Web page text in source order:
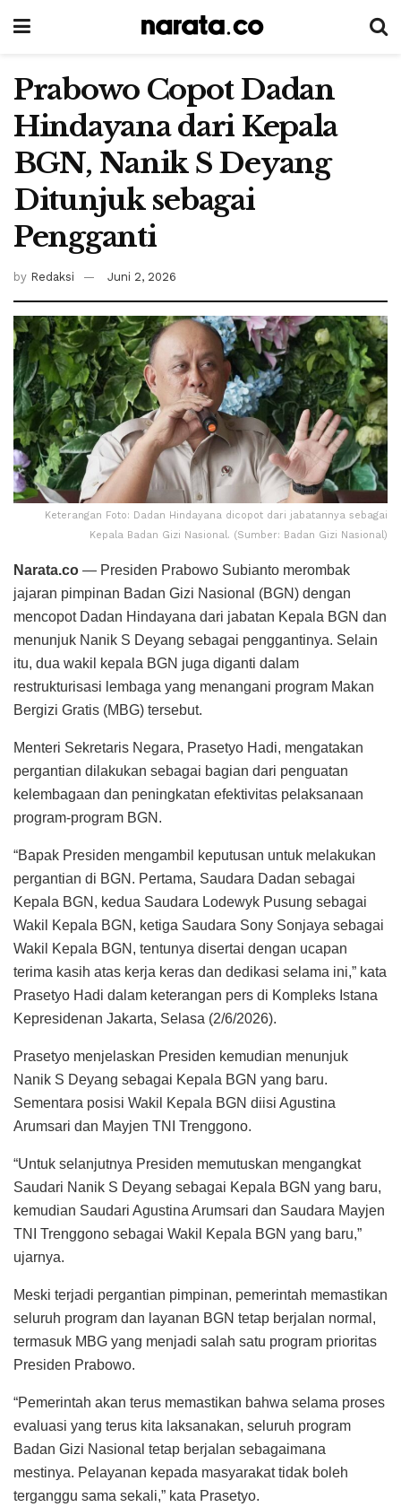
Prabowo Copot Dadan
Hindayana dari Kepala
BGN, Nanik S Deyang
Ditunjuk sebagai
Pengganti
by Redaksi Juni 2, 2026
Keterangan Foto: Dadan Hindayana dicopot dari jabatannya sebagai
Kepala Badan Gizi Nasional. (Sumber: Badan Gizi Nasional)
Narata.co — Presiden Prabowo Subianto merombak
jajaran pimpinan Badan Gizi Nasional (BGN) dengan
mencopot Dadan Hindayana dari jabatan Kepala BGN dan
menunjuk Nanik S Deyang sebagai penggantinya. Selain
itu, dua wakil kepala BGN juga diganti dalam
restrukturisasi lembaga yang menangani program Makan
Bergizi Gratis (MBG) tersebut.
Menteri Sekretaris Negara, Prasetyo Hadi, mengatakan
pergantian dilakukan sebagai bagian dari penguatan
kelembagaan dan peningkatan efektivitas pelaksanaan
program-program BGN.
“Bapak Presiden mengambil keputusan untuk melakukan
pergantian di BGN. Pertama, Saudara Dadan sebagai
Kepala BGN, kedua Saudara Lodewyk Pusung sebagai
Wakil Kepala BGN, ketiga Saudara Sony Sonjaya sebagai
Wakil Kepala BGN, tentunya disertai dengan ucapan
terima kasih atas kerja keras dan dedikasi selama ini,” kata
Prasetyo Hadi dalam keterangan pers di Kompleks Istana
Kepresidenan Jakarta, Selasa (2/6/2026).
Prasetyo menjelaskan Presiden kemudian menunjuk
Nanik S Deyang sebagai Kepala BGN yang baru.
Sementara posisi Wakil Kepala BGN diisi Agustina
Arumsari dan Mayjen TNI Trenggono.
“Untuk selanjutnya Presiden memutuskan mengangkat
Saudari Nanik S Deyang sebagai Kepala BGN yang baru,
kemudian Saudari Agustina Arumsari dan Saudara Mayjen
TNI Trenggono sebagai Wakil Kepala BGN yang baru,”
ujarnya.
Meski terjadi pergantian pimpinan, pemerintah memastikan
seluruh program dan layanan BGN tetap berjalan normal,
termasuk MBG yang menjadi salah satu program prioritas
Presiden Prabowo.
“Pemerintah akan terus memastikan bahwa selama proses
evaluasi yang terus kita laksanakan, seluruh program
Badan Gizi Nasional tetap berjalan sebagaimana
mestinya. Pelayanan kepada masyarakat tidak boleh
terganggu sama sekali,” kata Prasetyo.